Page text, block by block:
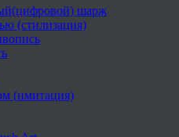
шарж
(стилизация)
(имитация)